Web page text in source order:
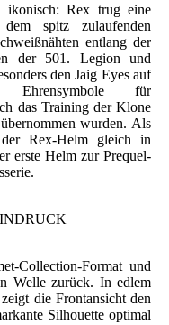
ikonisch: Rex trug eine
spitz zulaufenden
entlang der
der 501. Legion und
den Jaig Eyes auf
Ehrensymbole für
das Training der Klone
wurden. Als
Rex-Helm gleich in
erste Helm zur Prequel-
Collection-Format und
Welle zurück. In edlem
die Frontansicht den
Silhouette optimal